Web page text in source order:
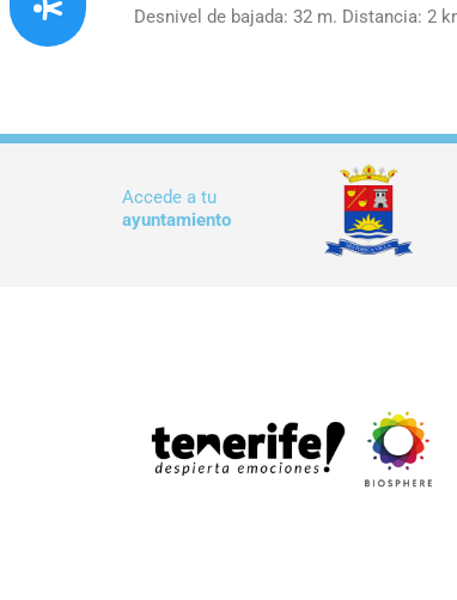
Desnivel de bajada: 32 m. Distancia: 2
Accede a tu
ayuntamiento